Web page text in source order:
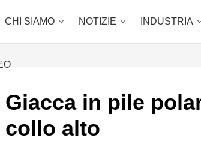
CHI SIAMO NOTIZIE INDUSTRIA
Giacca in pile
collo alto